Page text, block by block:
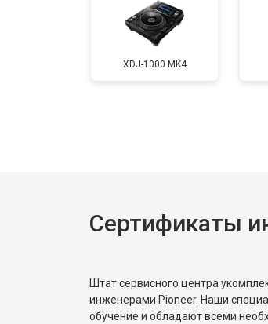
XDJ-1000 MK4
Сертификаты
Штат сервисного центра
инженерами Pioneer. Наши
обучение и обладают всеми